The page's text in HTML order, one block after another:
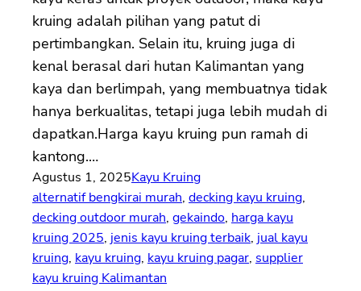
kruing adalah pilihan yang patut di
pertimbangkan. Selain itu, kruing juga di
kenal berasal dari hutan Kalimantan yang
kaya dan berlimpah, yang membuatnya tidak
hanya berkualitas, tetapi juga lebih mudah di
dapatkan.Harga kayu kruing pun ramah di
kantong.…
Agustus 1, 2025Kayu Kruing
alternatif bengkirai murah, decking kayu kruing
decking outdoor murah, gekaindo, harga kayu
kruing 2025, jenis kayu kruing terbaik, jual kayu
kruing, kayu kruing, kayu kruing pagar, supplier
kayu kruing Kalimantan